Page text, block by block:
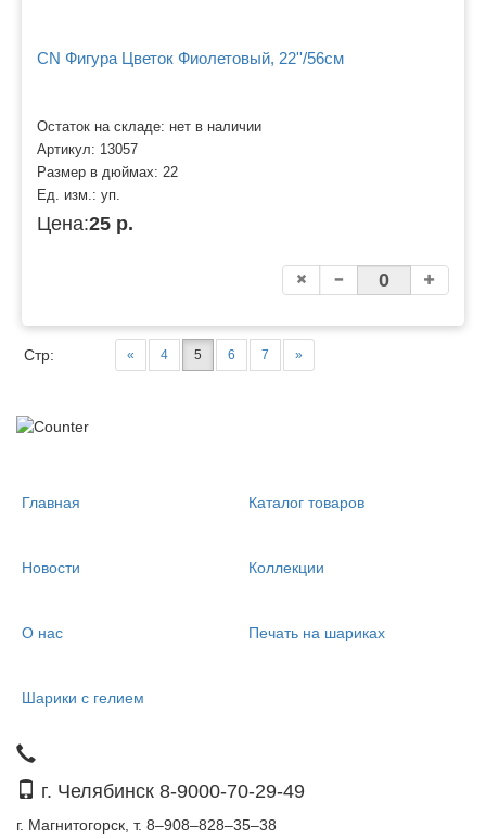
CN Фигура Цветок Фиолетовый, 22''/56см
Остаток на складе: нет в наличии
Артикул: 13057
Размер в дюймах: 22
Ед. изм.: уп.
Цена:25 р.
Стр: « 4 5 6 7 »
Главная Каталог товаров
Новости Коллекции
О нас Печать на шариках
Шарики с гелием
г. Челябинск 8-9000-70-29-49
г. Магнитогорск, т. 8–908–828–35–38